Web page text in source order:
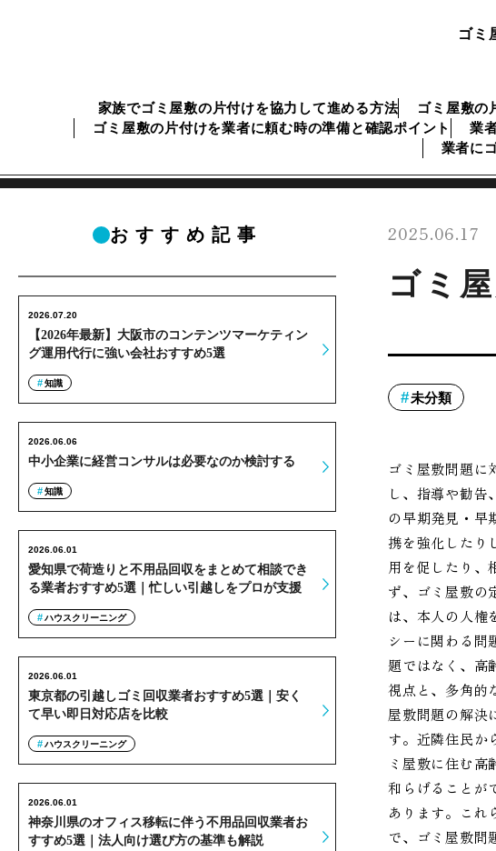
ゴミ
家族でゴミ屋敷の片付けを協力して進める方法 ゴミ屋敷の
ゴミ屋敷の片付けを業者に頼む時の準備と確認ポイント
業
業者に
2025.06.17
ゴミ
未分類
ゴミ屋敷問題に
し、指導や勧告
の早期発見・早
携を強化したり
用を促したり、
ず、ゴミ屋敷の
は、本人の人権
シーに関わる問
題ではなく、高
視点と、多角的
屋敷問題の解決
す。近隣住民か
ミ屋敷に住む
和らげることが
あります。これ
で、ゴミ屋敷問
おすすめ記事
【2026年最新】大阪市のコンテンツマーケティン
グ運用代行に強い会社おすすめ5選
2026.07.20
知識
中小企業に経営コンサルは必要なのか検討する
2026.06.06
知識
愛知県で荷造りと不用品回収をまとめて相談でき
る業者おすすめ5選｜忙しい引越しをプロが支援
2026.06.01
ハウスクリーニング
東京都の引越しゴミ回収業者おすすめ5選｜安く
て早い即日対応店を比較
2026.06.01
ハウスクリーニング
神奈川県のオフィス移転に伴う不用品回収業者お
すすめ5選｜法人向け選び方の基準も解説
2026.06.01